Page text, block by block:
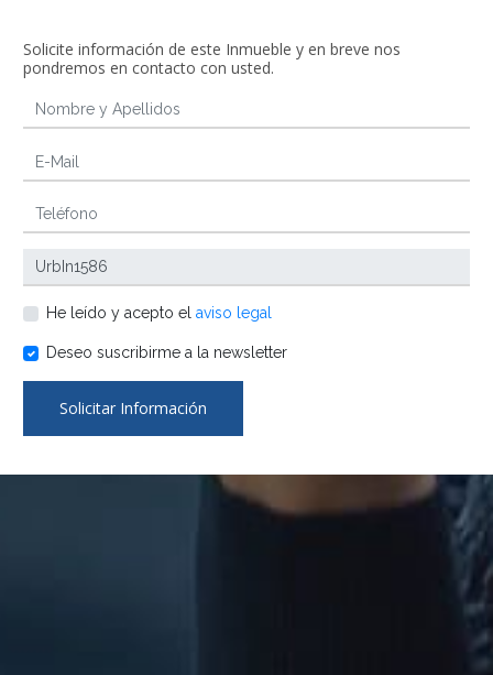
Solicite información de este Inmueble y en breve nos
pondremos en contacto con usted.
He leído y acepto el aviso legal
Deseo suscribirme a la newsletter
Solicitar Información